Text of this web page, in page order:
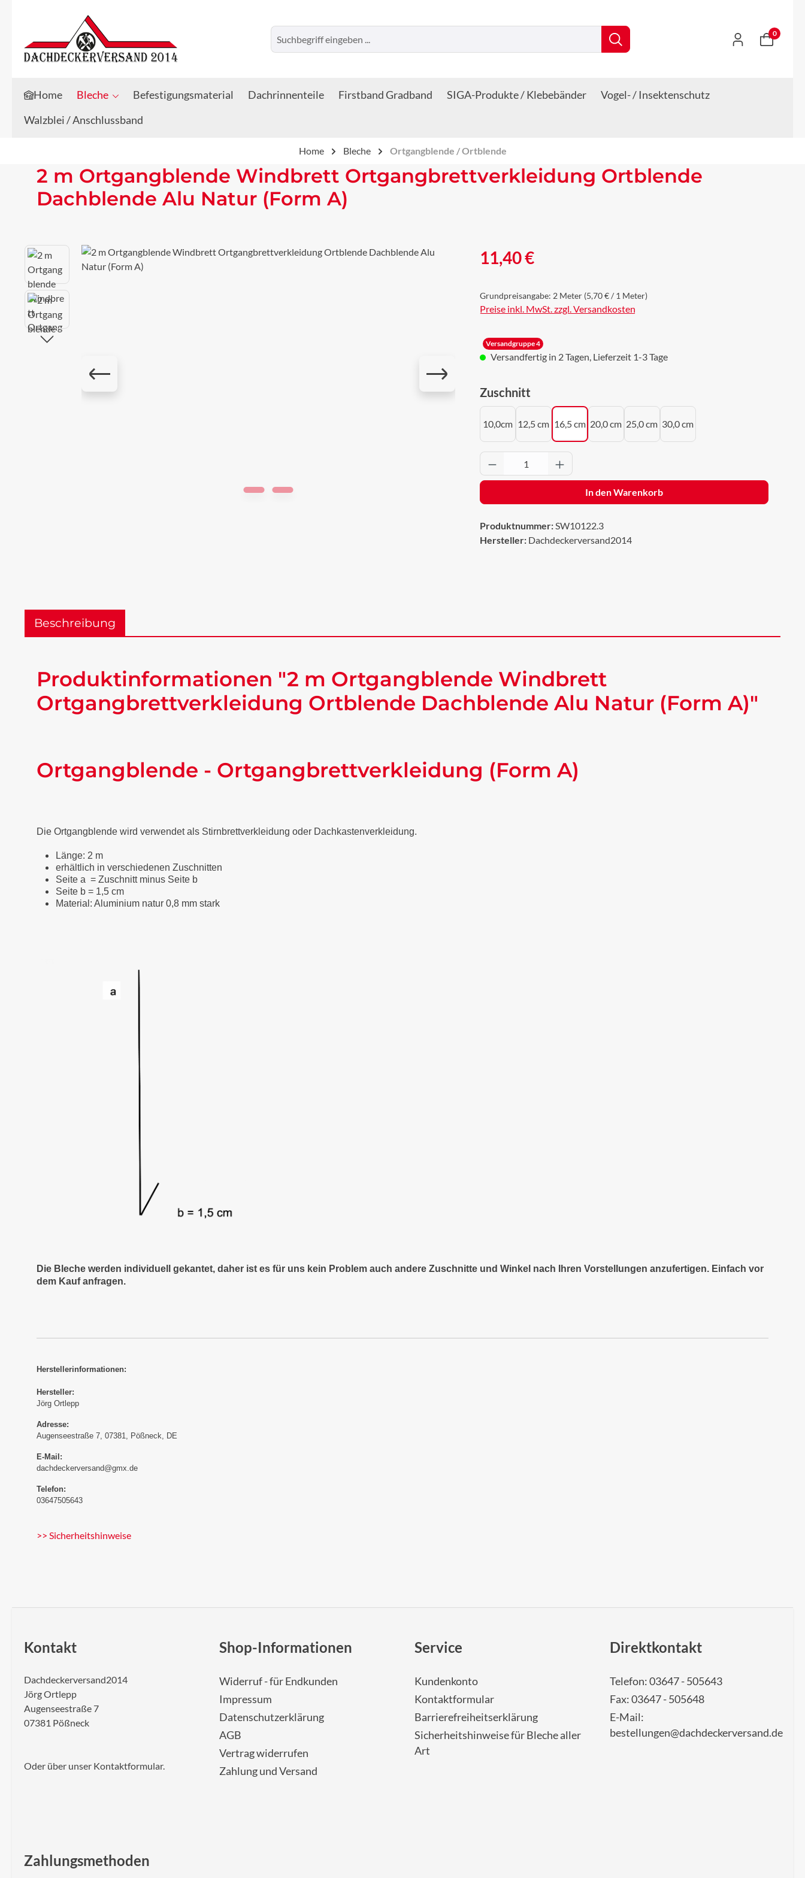
Zum Hauptinhalt springen
Zur Suche springen
0
Home Bleche Befestigungsmaterial Dachrinnenteile Firstband Gradband SIGA-Produkte / Klebebänder
Vogel- / Insektenschutz
Walzblei / Anschlussband
Home Bleche Ortgangblende / Ortblende
2 m Ortgangblende Windbrett Ortgangbrettverkleidung Ortblende
Dachblende Alu Natur (Form A)
Bildergalerie überspringen Regulärer Preis:
11,40 €
Grundpreisangabe: 2 Meter (5,70 € / 1 Meter)
Preise inkl. MwSt. zzgl. Versandkosten
Versandgruppe 4
Versandfertig in 2 Tagen, Lieferzeit 1-3 Tage
Zuschnittauswählen
10,0cm 12,5 cm 16,5 cm 20,0 cm 25,0 cm 30,0 cm
Produkt Anzahl: Gib den gewünschten Wert ein
In den Warenkorb
Produktnummer:SW10122.3
Hersteller: Dachdeckerversand2014
Beschreibung
Produktinformationen "2 m Ortgangblende Windbrett
Ortgangbrettverkleidung Ortblende Dachblende Alu Natur (Form A)"
Ortgangblende - Ortgangbrettverkleidung (Form A)
Die Ortgangblende wird verwendet als Stirnbrettverkleidung oder Dachkastenverkleidung.
Länge: 2 m
erhältlich in verschiedenen Zuschnitten
Seite a = Zuschnitt minus Seite b
Seite b = 1,5 cm
Material: Aluminium natur 0,8 mm stark
Die Bleche werden individuell gekantet, daher ist es für uns kein Problem auch andere Zuschnitte und Winkel nach Ihren Vorstellungen anzufertigen. Einfach vor
dem Kauf anfragen.
Herstellerinformationen:
Hersteller:
Jörg Ortlepp
Adresse:
Augenseestraße 7, 07381, Pößneck, DE
E-Mail:
dachdeckerversand@gmx.de
Telefon:
03647505643
>> Sicherheitshinweise
Kontakt
Dachdeckerversand2014
Jörg Ortlepp
Augenseestraße 7
07381 Pößneck
Oder über unser Kontaktformular.
Shop-Informationen
Widerruf - für Endkunden
Impressum
Datenschutzerklärung
AGB
Vertrag widerrufen
Zahlung und Versand
Service
Kundenkonto
Kontaktformular
Barrierefreiheitserklärung
Sicherheitshinweise für Bleche aller
Art
Direktkontakt
Telefon: 03647 - 505643
Fax: 03647 - 505648
E-Mail:
bestellungen@dachdeckerversand.de
Zahlungsmethoden